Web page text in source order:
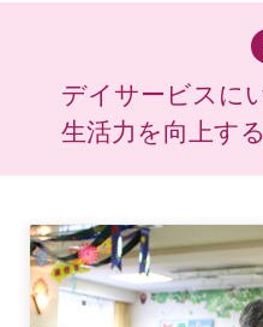
デイサービスに
生活力を向上す